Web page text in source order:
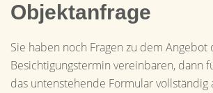
Objektanfrage
Sie haben noch Fragen zu dem
Besichtigungstermin vereinbaren, dann
das untenstehende Formular vollständig